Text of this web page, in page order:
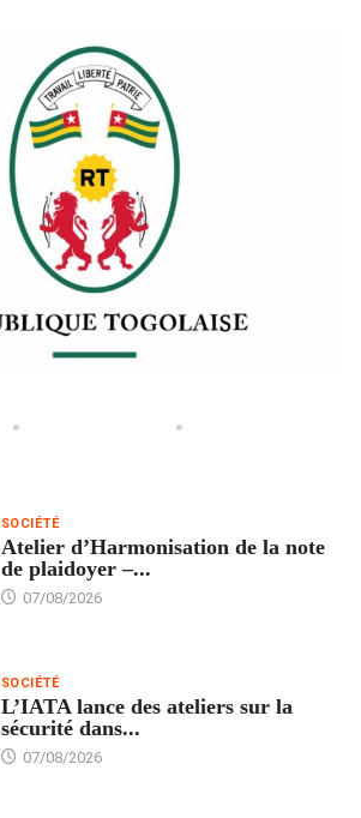
SOCIÉTÉ
Atelier d’Harmonisation de la note
de plaidoyer –...
07/08/2026
SOCIÉTÉ
L’IATA lance des ateliers sur la
sécurité dans...
07/08/2026